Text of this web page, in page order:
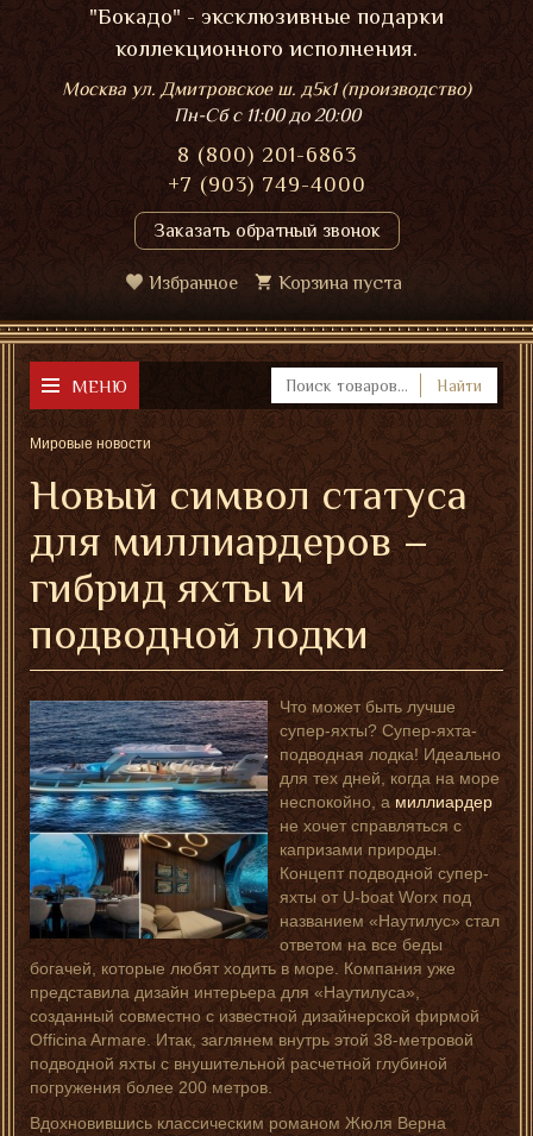
"Бокадо" - эксклюзивные подарки
коллекционного исполнения.
Москва ул. Дмитровское ш. д5к1 (производство)
Пн-Сбс 11:00 до 20:00
8 (800) 201-6863
+7 (903) 749-4000
Заказать обратный звонок
Избранное Корзина пуста
МЕНЮ Найти
Мировые новости
Новый символ статуса
для миллиардеров –
гибрид яхты и
подводной лодки
Что может быть лучше
супер-яхты? Супер-яхта-
подводная лодка! Идеально
для тех дней, когда на море
неспокойно, амиллиардер
не хочет справляться с
капризами природы.
Концепт подводной супер-
яхты от U-boat Worx под
названием «Наутилус» стал
ответом на все беды
богачей, которые любят ходить в море. Компания уже
представила дизайн интерьера для «Наутилуса»,
созданный совместно с известной дизайнерской фирмой
Officina Armare. Итак, заглянем внутрь этой 38-метровой
подводной яхты с внушительной расчетной глубиной
погружения более 200 метров.
Вдохновившись классическим романом Жюля Верна